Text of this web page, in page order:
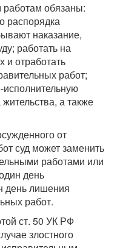
обязаны:
распорядка
наказание,
работать на
и отработать
работ;
исполнительную
а также
от
суд может заменить
работами или
день
день лишения
работ.
ст. 50 УК РФ
злостного